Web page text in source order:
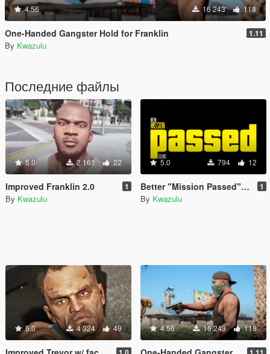
4.56 16 243 118
One-Handed Gangster Hold for Franklin 1.11
By Kwazulu
Последние файлы
5.0 2 161 22
Improved Franklin 2.0 1
By Kwazulu
5.0 794 12
Better "Mission Passed" Sound (Welcome to Los Santos) 1
By Kwazulu
5.0 4 324 49 4.56 16 243 118